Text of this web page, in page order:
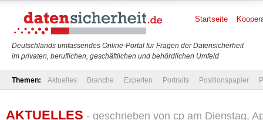
Deutschlands umfassendes Online-Portal für Fragen der Datensicherheit
im privaten, beruflichen, geschäftlichen und behördlichen Umfeld
Startseite
Themen: Aktuelles Branche Experten Portraits Positionspapier
AKTUELLES - geschrieben von cp am Dienstag,